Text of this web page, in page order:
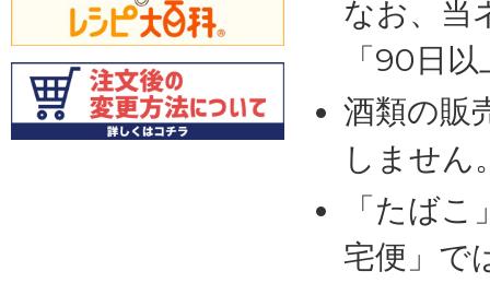
なお、当
「90日
酒類の販
しません
「たば
宅便」で